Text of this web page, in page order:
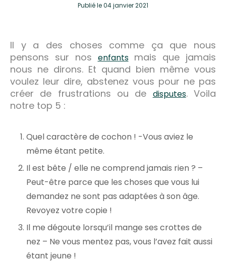
Publiéle 04 janvier 2021
Il y a des choses comme ça que nous
pensons sur nos enfantsmais que jamais
nous ne dirons. Et quand bien même vous
voulez leur dire, abstenez vous pour ne pas
créer de frustrations ou de disputes. Voila
notre top 5 :
Quel caractère de cochon ! -Vous aviez le
même étant petite.
Il est bête / elle ne comprend jamais rien ? –
Peut-être parce que les choses que vous lui
demandez ne sont pas adaptées à son âge.
Revoyez votre copie !
Il me dégoute lorsqu’il mange ses crottes de
nez – Ne vous mentez pas, vous l’avez fait aussi
étant jeune !